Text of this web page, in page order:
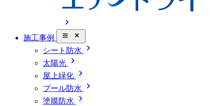
chevron_right
施工事例 close_small
シート防水 chevron_right
太陽光 chevron_right
屋上緑化 chevron_right
プール防水 chevron_right
塗膜防水 chevron_right